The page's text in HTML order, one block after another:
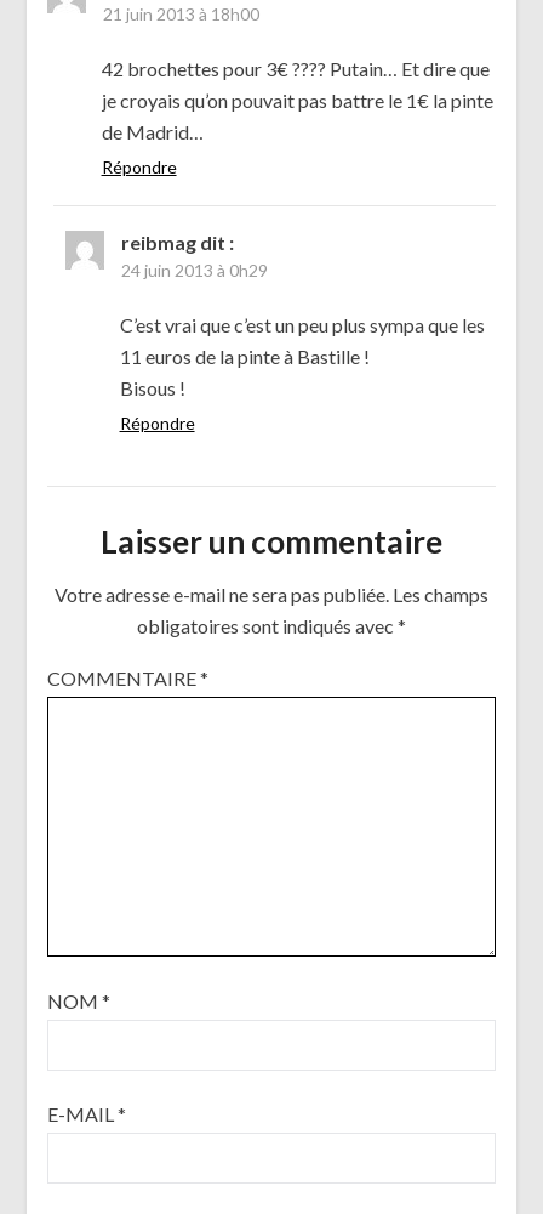
21 juin 2013 à 18h00
42 brochettes pour 3€ ???? Putain… Et dire que
je croyais qu’on pouvait pas battre le 1€ la pinte
de Madrid…
Répondre
reibmag dit :
24 juin 2013 à 0h29
C’est vrai que c’est un peu plus sympa que les
11 euros de la pinte à Bastille !
Bisous !
Répondre
Laisser un commentaire
Votre adresse e-mail ne sera pas publiée. Les champs
obligatoires sont indiqués avec *
COMMENTAIRE*
NOM *
E-MAIL*